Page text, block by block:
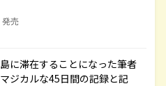
発売
に滞在することになった筆者
ジカルな45日間の記録と記